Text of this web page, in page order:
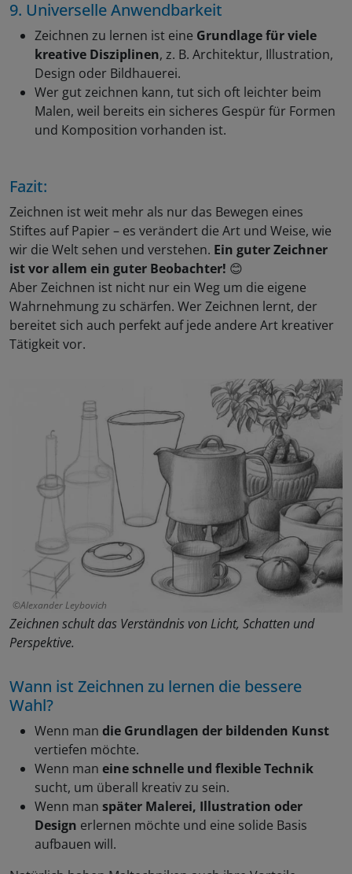
9. Universelle Anwendbarkeit
Zeichnen zu lernen ist eine Grundlage für viele
kreative Disziplinen, z. B. Architektur, Illustration,
Design oder Bildhauerei.
Wer gut zeichnen kann, tut sich oft leichter beim
Malen, weil bereits ein sicheres Gespür für Formen
und Komposition vorhanden ist.
Fazit:
Zeichnen ist weit mehr als nur das Bewegen eines
Stiftes auf Papier – es verändert die Art und Weise, wie
wir die Welt sehen und verstehen. Ein guter Zeichner
ist vor allem ein guter Beobachter! 😊
Aber Zeichnen ist nicht nur ein Weg um die eigene
Wahrnehmung zu schärfen. Wer Zeichnen lernt, der
bereitet sich auch perfekt auf jede andere Art kreativer
Tätigkeit vor.
Alexander Leybovich
Zeichnen schult das Verständnis von Licht, Schatten und
Perspektive.
Wann ist Zeichnen zu lernen die bessere
Wahl?
Wenn man die Grundlagen der bildenden Kunst
vertiefen möchte.
Wenn man eine schnelle und flexible Technik
sucht, um überall kreativ zu sein.
Wenn man später Malerei, Illustration oder
Design erlernen möchte und eine solide Basis
aufbauen will.